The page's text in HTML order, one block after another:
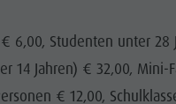
6,00, Studenten unter 28
14 Jahren) € 32,00,
€ 12,00,